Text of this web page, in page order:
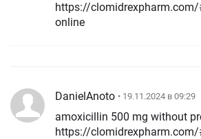
https://
online
DanielAnoto • 19.11.2024 в 09:29
amoxicillin 500 mg without
https://clomidrexpharm.com/